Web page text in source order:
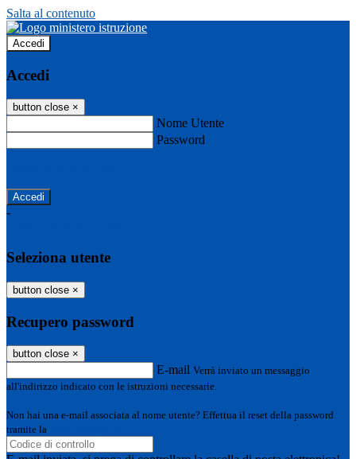
Salta al contenuto
Accedi
Accedi
button close ×
Nome Utente
Password
-
Seleziona utente
button close ×
Recupero password
button close ×
E-mail Verrà inviato un messaggio
all'indirizzo indicato con le istruzioni necessarie.
Non hai una e-mail associata al nome utente? Effettua il reset della password
tramite la